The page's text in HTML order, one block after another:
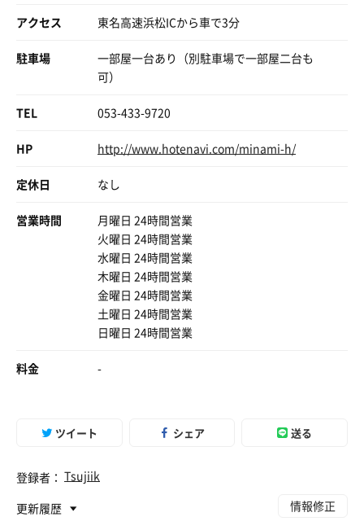
アクセス 東名高速浜松ICから車で3分
駐車場
一部屋一台あり（別駐車場で一部屋二台も
可）
TEL 053-433-9720
HP http://www.hotenavi.com/minami-h/
定休日 なし
営業時間
月曜日 24時間営業
火曜日 24時間営業
水曜日 24時間営業
木曜日 24時間営業
金曜日 24時間営業
土曜日 24時間営業
日曜日 24時間営業
料金 -
ツイート シェア 送る
登録者： Tsujiik
更新履歴
情報修正